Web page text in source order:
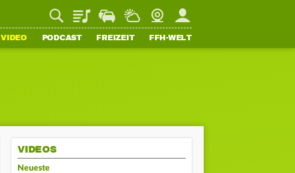
PlaylistStaupilotWetterWebcamMein FFH
VIDEO PODCAST FREIZEIT FFH-WELT
VIDEOS
Neueste